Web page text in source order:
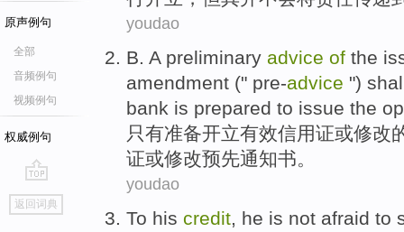
原声例句
全部
音频例句
视频例句
权威例句
go
top
返回词典
youdao
B. A preliminary advice of the
amendment (" pre-advice ")
bank is prepared to issue the
只有准备开立有效信用证或修改
证或修改预先通知书。
youdao
To his credit he is not afraid to